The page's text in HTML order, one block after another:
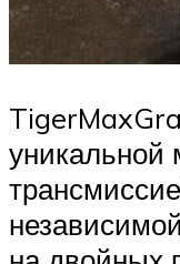
уникальной